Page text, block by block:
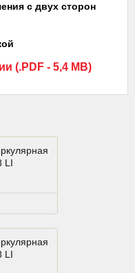
с двух сторон
(.PDF - 5,4 MB)
LI
LI